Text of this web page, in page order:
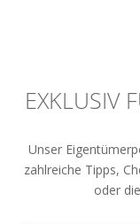
EXKLUSIV
Unser
zahlreiche Tipps,
oder